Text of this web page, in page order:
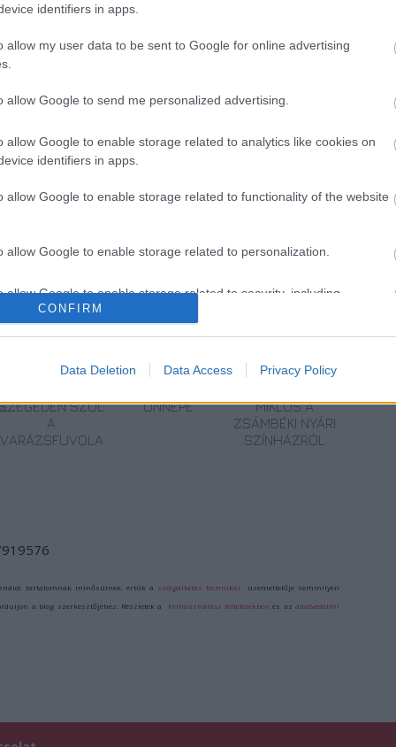
identifiers in apps.
allow my user data to be sent to Google for online advertising
allow Google to send me personalized advertising.
allow Google to enable storage related to analytics like cookies on
identifiers in apps.
allow Google to enable storage related to functionality of the website
allow Google to enable storage related to personalization.
allow Google to enable storage related to security, including
functionality and fraud prevention, and other user protection.
CONFIRM
Data Deletion Data Access Privacy Policy
az, hogy a Kaszás Attila-díj átadása a POSZT
növeli az elismerés presztízsét. A díjátadón
Rudolf Péter Kossuth-díjas színművész is,
és részletek hangzottak el A padlás című
SZÓL
A
VARÁZSFUVOLA
ÜNNEPE
MIKLÓS A
ZSÁMBÉKI NYÁRI
SZÍNHÁZRÓL
tartalomnak minősülnek, értük a szolgáltatás technikai üzemeltetője semmilyen
a blog szerkesztőjéhez. Részletek a Felhasználási feltételekben és azadatvédelmi